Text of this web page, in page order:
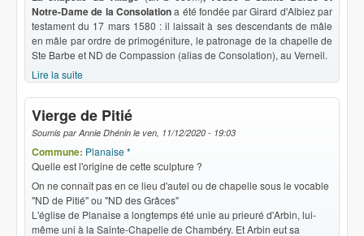
Notre-Dame de la Consolationa été fondée par Girard d'Albiez par
testament du 17 mars 1580 : il laissait à ses descendants de mâle
en mâle par ordre de primogéniture, le patronage de la chapelle de
Ste Barbe et ND de Compassion (alias de Consolation), au Verneil.
Lire la suite
Vierge de Pitié
Soumis parAnnie Dhénin le ven, 11/12/2020 - 19:03
Commune: Planaise *
Quelle est l'origine de cette sculpture ?
On ne connaît pas en ce lieu d'autel ou de chapelle sous le vocable
"ND de Pitié" ou "ND des Grâces"
L'église de Planaise a longtemps été unie au prieuré d'Arbin, lui-
même uni à la Sainte-Chapelle de Chambéry. Et Arbin eut sa